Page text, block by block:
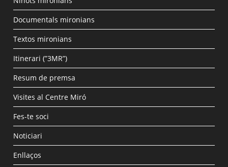
Documentals mironians
Textos mironians
Itinerari (”3MR”)
Resum de premsa
Visites al Centre Miró
Fes-te soci
Noticiari
Enllaços